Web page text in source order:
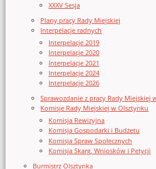
XXXV Sesja
Plany pracy Rady Miejskiej
Interpelacje radnych
Interpelacje 2019
Interpelacje 2020
Interpelacje 2021
Interpelacje 2024
Interpelacje 2026
Sprawozdanie z pracy Rady Miejskiej
Komisje Rady Miejskiej w Olsztynku
Komisja Rewizyjna
Komisja Gospodarki i Budżetu
Komisja Spraw Społecznych
Komisja Skarg, Wniosków i Petycji
Burmistrz Olsztynka